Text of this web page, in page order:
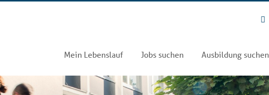
Mein Lebenslauf Jobs suchen Ausbildung suchen